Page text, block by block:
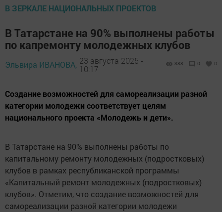
В ЗЕРКАЛЕ НАЦИОНАЛЬНЫХ ПРОЕКТОВ
В Татарстане на 90% выполнены работы
по капремонту молодежных клубов
Эльвира ИВАНОВА, 23 августа 2025 -
10:17
388 0 0
Создание возможностей для самореализации разной
категории молодежи соответствует целям
национального проекта «Молодежь и дети».
В Татарстане на 90% выполнены работы по
капитальному ремонту молодежных (подростковых)
клубов в рамках республиканской программы
«Капитальный ремонт молодежных (подростковых)
клубов». Отметим, что создание возможностей для
самореализации разной категории молодежи